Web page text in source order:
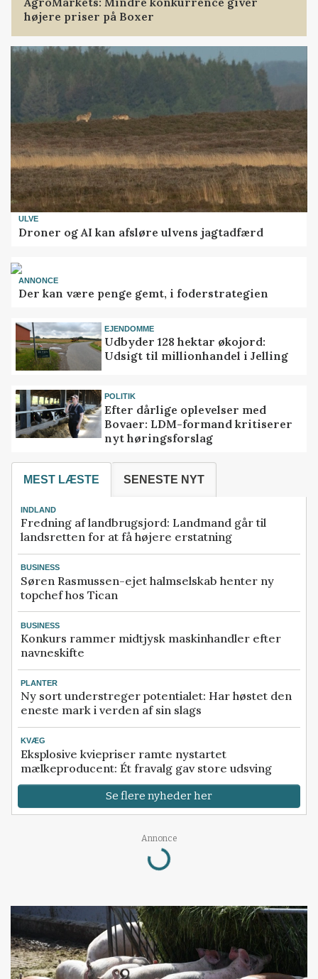
højere priser på Boxer
ULVE
Droner og AI kan afsløre ulvens jagtadfærd
ANNONCE
Der kan være penge gemt, i foderstrategien
EJENDOMME
Udbyder 128 hektar økojord:
Udsigt til millionhandel i Jelling
POLITIK
Efter dårlige oplevelser med
Bovaer: LDM-formand kritiserer
nyt høringsforslag
MEST LÆSTE SENESTE NYT
INDLAND
Fredning af landbrugsjord: Landmand går til
landsretten for at få højere erstatning
BUSINESS
Søren Rasmussen-ejet halmselskab henter ny
topchef hos Tican
BUSINESS
Konkurs rammer midtjysk maskinhandler efter
navneskifte
PLANTER
Ny sort understreger potentialet: Har høstet den
eneste mark i verden af sin slags
KVÆG
Eksplosive kviepriser ramte nystartet
mælkeproducent: Ét fravalg gav store udsving
Se flere nyheder her
Annonce
Loading...